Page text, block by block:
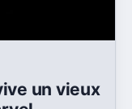
un vieux